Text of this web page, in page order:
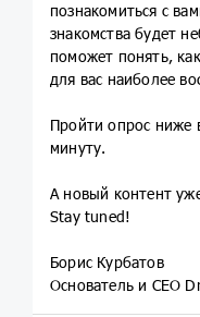
познакомиться с
знакомства будет
поможет понять,
для вас наиболее
Пройти опрос ниже
минуту.
А новый контент
Stay tuned!
Борис Курбатов
Основатель и CEO